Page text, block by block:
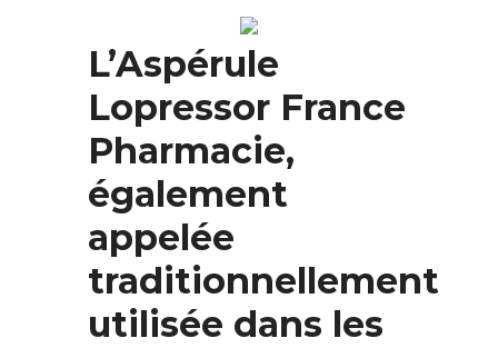
L’Aspérule
Lopressor France
Pharmacie,
également
appelée
traditionnellement
utilisée dans les